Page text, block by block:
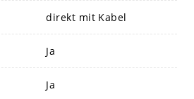
direkt mit Kabel
Ja
Ja